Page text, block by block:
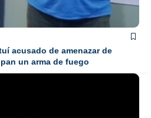
acusado de amenazar de
un arma de fuego